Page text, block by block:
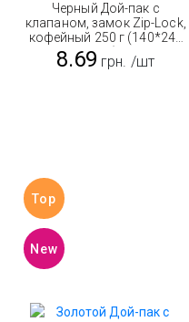
Черный Дой-пак с
клапаном, замок Zip-Lock,
кофейный 250 г (140*240
мм)
8.69 грн. /шт
Top
New